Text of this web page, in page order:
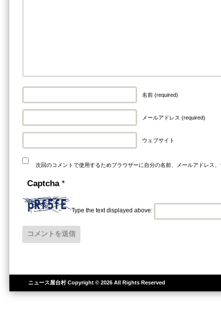
名前 (required)
メールアドレス (required)
ウェブサイト
次回のコメントで使用するためブラウザーに自分の名前、メールアドレス
Captcha *
Type the text displayed above:
ニュース屋台村Copyright © 2026 All Rights Reserved